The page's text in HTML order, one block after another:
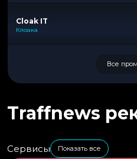
Cloak IT
Клоака
Все
Traffnews
Сервисы Показать все